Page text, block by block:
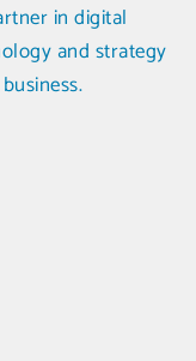
in digital
and strategy